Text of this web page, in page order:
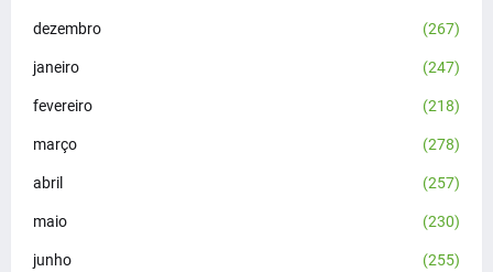
dezembro (267)
janeiro (247)
fevereiro (218)
março (278)
abril (257)
maio (230)
junho (255)